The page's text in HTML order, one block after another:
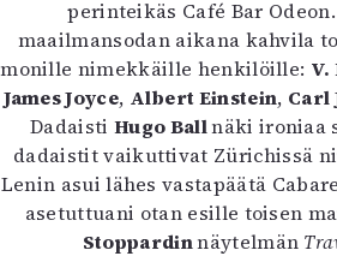
perinteikäs Café Bar
maailmansodan aikana kahvila
monille nimekkäille henkilöille: V.
James Joyce, Albert Einstein, Carl
DadaistiHugo Ballnäki ironiaa
dadaistit vaikuttivat Zürichissä
Lenin asui lähes vastapäätä
asetuttuani otan esille toisen
Stoppardinnäytelmän